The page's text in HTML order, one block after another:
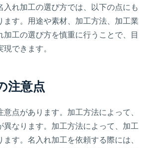
入れ加工の選び方では、以下の点にも
ます。用途や素材、加工方法、加工業
加工の選び方を慎重に行うことで、目
できます。
注意点
点があります。加工方法によって、
異なります。加工方法によって、加工
す。名入れ加工を依頼する際には、